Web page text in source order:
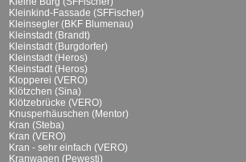
Kleinkind-Fassade (SFFischer)
Kleinsegler (BKF Blumenau)
Kleinstadt (Brandt)
Kleinstadt (Burgdorfer)
Kleinstadt (Heros)
Kleinstadt (Heros)
Klopperei (VERO)
Klötzchen (Sina)
Klötzebrücke (VERO)
Knusperhäuschen (Mentor)
Kran (Steba)
Kran (VERO)
Kran - sehr einfach (VERO)
Kranwagen (Pewesti)